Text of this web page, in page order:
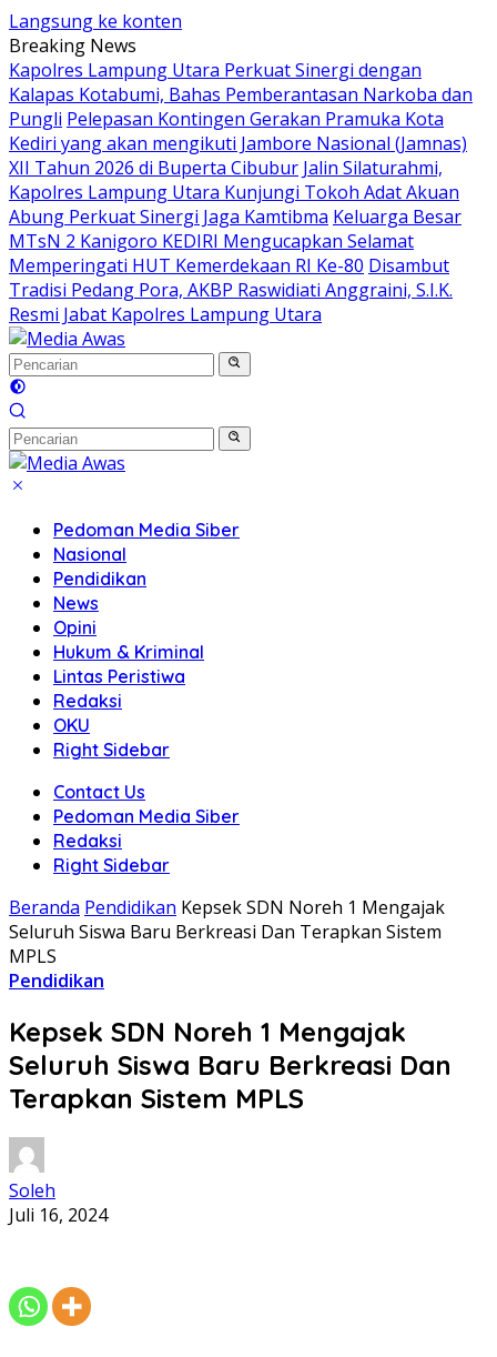
Langsung ke konten
Breaking News
Kapolres Lampung Utara Perkuat Sinergi dengan
Kalapas Kotabumi, Bahas Pemberantasan Narkoba dan
Pungli Pelepasan Kontingen Gerakan Pramuka Kota
Kediri yang akan mengikuti Jambore Nasional (Jamnas)
XII Tahun 2026 di Buperta Cibubur Jalin Silaturahmi,
Kapolres Lampung Utara Kunjungi Tokoh Adat Akuan
Abung Perkuat Sinergi Jaga Kamtibma Keluarga Besar
MTsN 2 Kanigoro KEDIRI Mengucapkan Selamat
Memperingati HUT Kemerdekaan RI Ke-80 Disambut
Tradisi Pedang Pora, AKBP Raswidiati Anggraini, S.I.K.
Resmi Jabat Kapolres Lampung Utara
Pedoman Media Siber
Nasional
Pendidikan
News
Opini
Hukum & Kriminal
Lintas Peristiwa
Redaksi
OKU
Right Sidebar
Contact Us
Pedoman Media Siber
Redaksi
Right Sidebar
Beranda Pendidikan Kepsek SDN Noreh 1 Mengajak
Seluruh Siswa Baru Berkreasi Dan Terapkan Sistem
MPLS
Pendidikan
Kepsek SDN Noreh 1 Mengajak
Seluruh Siswa Baru Berkreasi Dan
Terapkan Sistem MPLS
Soleh
Juli 16, 2024